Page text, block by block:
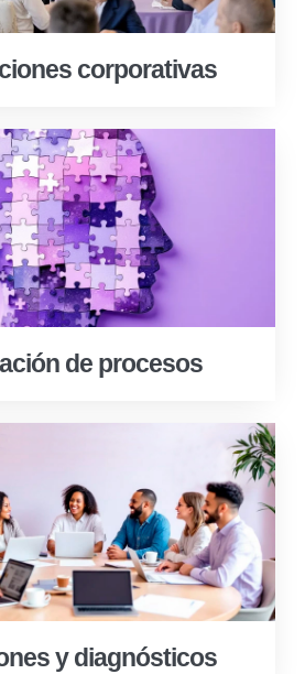
corporativas
de procesos
y diagnósticos